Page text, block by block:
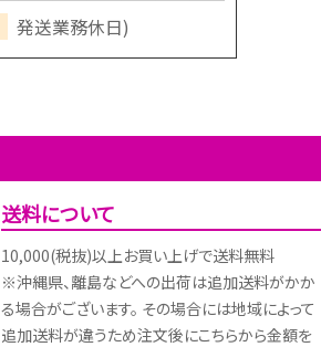
発送業務休日)
送料について
10,000(税抜)以上お買い上げで送料無料
※沖縄県、離島などへの出荷は追加送料がかか
る場合がございます。 その場合には地域によって
追加送料が違うため注文後にこちらから金額を